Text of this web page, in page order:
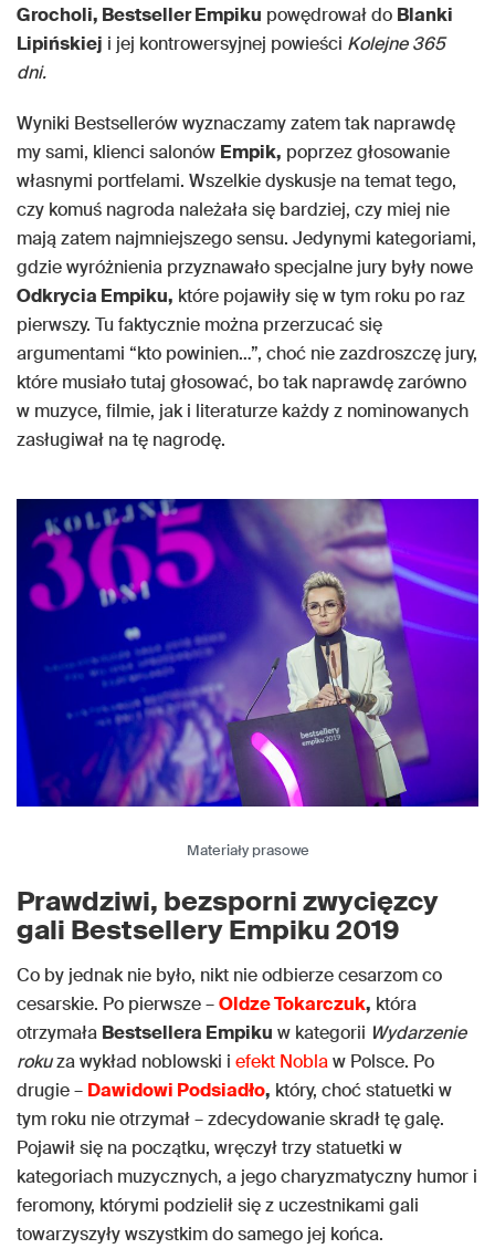
Grocholi, Bestseller Empiku powędrował do Blanki
Lipińskiej i jej kontrowersyjnej powieści Kolejne 365
dni.
Wyniki Bestsellerów wyznaczamy zatem tak naprawdę
my sami, klienci salonów Empik, poprzez głosowanie
własnymi portfelami. Wszelkie dyskusje na temat tego,
czy komuś nagroda należała się bardziej, czy miej nie
mają zatem najmniejszego sensu. Jedynymi kategoriami,
gdzie wyróżnienia przyznawało specjalne jury były nowe
Odkrycia Empiku, które pojawiły się w tym roku po raz
pierwszy. Tu faktycznie można przerzucać się
argumentami “kto powinien…”, choć nie zazdroszczę jury,
które musiało tutaj głosować, bo tak naprawdę zarówno
w muzyce, filmie, jak i literaturze każdy z nominowanych
zasługiwał na tę nagrodę.
Materiały prasowe
Prawdziwi, bezsporni zwycięzcy
gali Bestsellery Empiku 2019
Co by jednak nie było, nikt nie odbierze cesarzom co
cesarskie. Po pierwsze –Oldze Tokarczuk, która
otrzymała Bestsellera Empiku w kategorii Wydarzenie
rokuza wykład noblowski i efekt Noblaw Polsce. Po
drugie – Dawidowi Podsiadło, który, choć statuetki w
tym roku nie otrzymał – zdecydowanie skradł tę galę.
Pojawił się na początku, wręczył trzy statuetki w
kategoriach muzycznych, a jego charyzmatyczny humor i
feromony, którymi podzielił się z uczestnikami gali
towarzyszyły wszystkim do samego jej końca.